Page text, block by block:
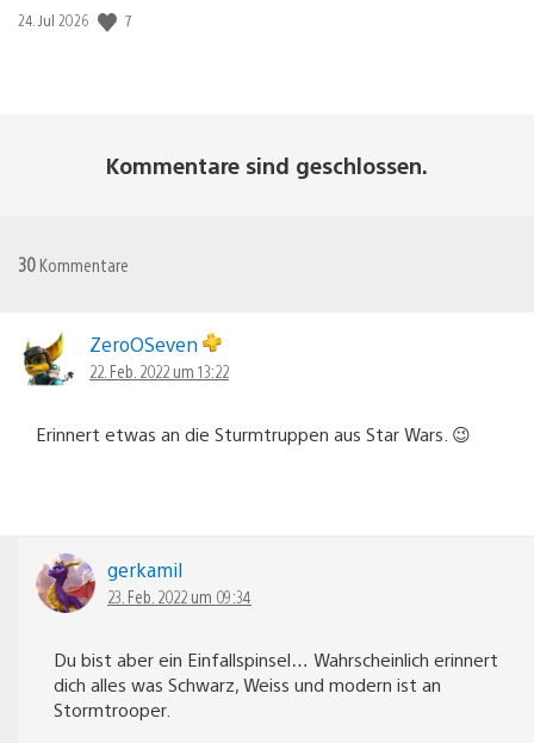
Veröffentlichungsdatum:
24. Jul 2026 7
Kommentare sind geschlossen.
30 Kommentare
ZeroOSeven
22. Feb. 2022 um 13:22
Erinnert etwas an die Sturmtruppen aus Star Wars. 😉
gerkamil
23. Feb. 2022 um 09:34
Du bist aber ein Einfallspinsel… Wahrscheinlich erinnert
dich alles was Schwarz, Weiss und modern ist an
Stormtrooper.